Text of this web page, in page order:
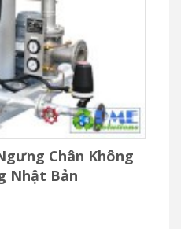
Chân Không
Nhật Bản